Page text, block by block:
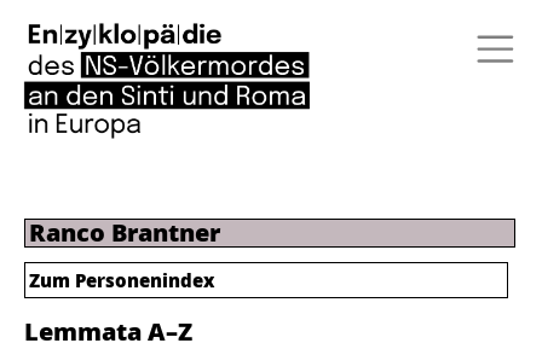
Ranco Brantner
Lemmata A–Z
Zum Personenindex